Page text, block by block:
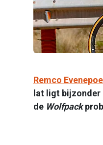
Remco
lat ligt bijzonder
de Wolfpack